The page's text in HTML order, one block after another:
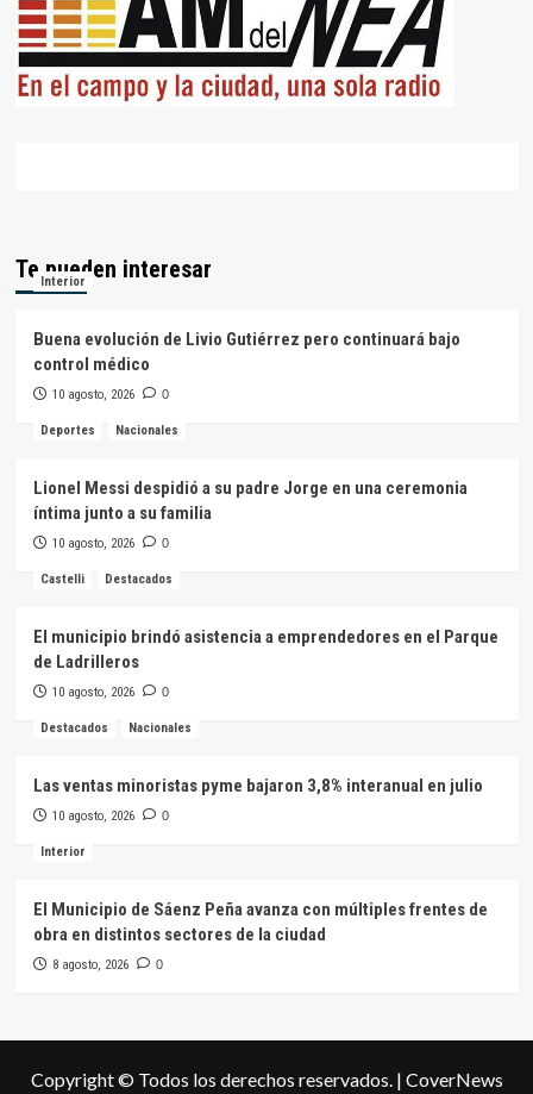
Te pueden interesar
Interior
Buena evolución de Livio Gutiérrez pero continuará bajo
control médico
10 agosto, 2026 0
Deportes Nacionales
Lionel Messi despidió a su padre Jorge en una ceremonia
íntima junto a su familia
10 agosto, 2026 0
Castelli Destacados
El municipio brindó asistencia a emprendedores en el Parque
de Ladrilleros
10 agosto, 2026 0
Destacados Nacionales
Las ventas minoristas pyme bajaron 3,8% interanual en julio
10 agosto, 2026 0
Interior
El Municipio de Sáenz Peña avanza con múltiples frentes de
obra en distintos sectores de la ciudad
8 agosto, 2026 0
Copyright © Todos los derechos reservados. | CoverNews